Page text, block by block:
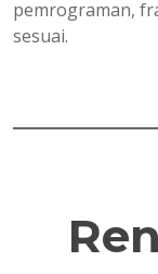
pemrograman,
sesuai.